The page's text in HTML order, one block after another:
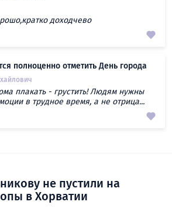
доходчево
полноценно отметить День города
плакать - грустить! Людям нужны
в трудное время, а не отрица...
не пустили на
в Хорватии